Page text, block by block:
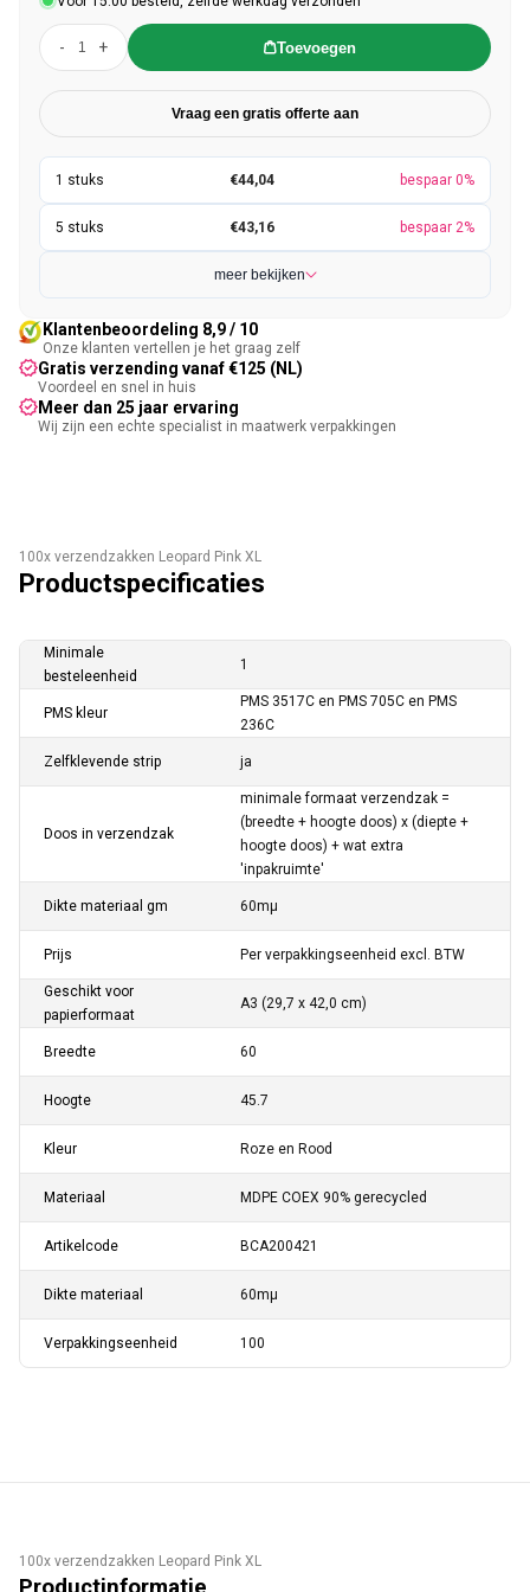
- + Toevoegen
Vraag een gratis offerte aan
€44,04 bespaar 0%
€43,16 bespaar 2%
meer bekijken
Klantenbeoordeling 8,9 / 10
Onze klanten vertellen je het graag zelf
Gratis verzending vanaf €125 (NL)
Voordeel en snel in huis
Meer dan 25 jaar ervaring
Wij zijn een echte specialist in maatwerk verpakkingen
100x verzendzakken Leopard Pink XL
Productspecificaties
Minimale
besteleenheid
1
PMS kleur
PMS 3517C en PMS 705C en PMS
236C
Zelfklevende strip ja
Doos in verzendzak
minimale formaat verzendzak =
(breedte + hoogte doos) x (diepte +
hoogte doos) + wat extra
'inpakruimte'
Dikte materiaal gm 60mµ
Prijs Per verpakkingseenheid excl. BTW
Geschikt voor
papierformaat
A3 (29,7 x 42,0 cm)
Breedte 60
Hoogte 45.7
Kleur Roze en Rood
Materiaal MDPE COEX 90% gerecycled
Artikelcode BCA200421
Dikte materiaal 60mµ
Verpakkingseenheid 100
100x verzendzakken Leopard Pink XL